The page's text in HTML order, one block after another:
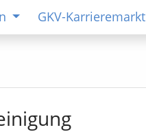
GKV-Karrieremarkt